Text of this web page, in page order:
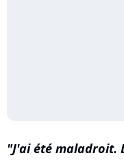
J'ai été maladroit.